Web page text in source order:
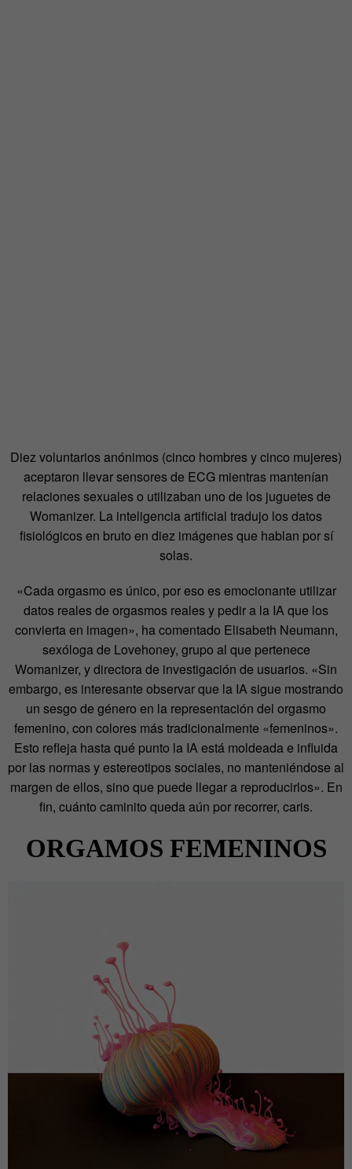
Diez voluntarios anónimos (cinco hombres y cinco mujeres)
aceptaron llevar sensores de ECG mientras mantenían
relaciones sexuales o utilizaban uno de los juguetes de
Womanizer. La inteligencia artificial tradujo los datos
fisiológicos en bruto en diez imágenes que hablan por sí
solas.
«Cada orgasmo es único, por eso es emocionante utilizar
datos reales de orgasmos reales y pedir a la IA que los
convierta en imagen», ha comentado Elisabeth Neumann,
sexóloga de Lovehoney, grupo al que pertenece
Womanizer, y directora de investigación de usuarios. «Sin
embargo, es interesante observar que la IA sigue mostrando
un sesgo de género en la representación del orgasmo
femenino, con colores más tradicionalmente «femeninos».
Esto refleja hasta qué punto la IA está moldeada e influida
por las normas y estereotipos sociales, no manteniéndose al
margen de ellos, sino que puede llegar a reproducirlos». En
fin, cuánto caminito queda aún por recorrer, caris.
ORGAMOS FEMENINOS